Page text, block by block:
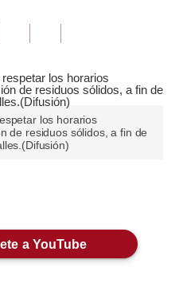
los horarios
de residuos sólidos, a fin de
a YouTube